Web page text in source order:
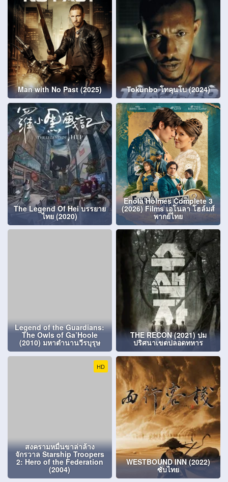
Man with No Past (2025) Tokunbo โทคุนโบ (2024)
The Legend Of Hei บรรยาย
ไทย (2020)
Enola Holmes Complete 3
(2026) Films เอโนลา โฮล์มส์
พากย์ไทย
Legend of the Guardians:
The Owls of Ga’Hoole
(2010) มหาตำนานวีรบุรุษ
THE RECON (2021) ปม
ปริศนาเขตปลอดทหาร
HD
สงครามหมื่นขาล่าล้าง
จักรวาล Starship Troopers
2: Hero of the Federation
(2004)
WESTBOUND INN (2022)
ซับไทย